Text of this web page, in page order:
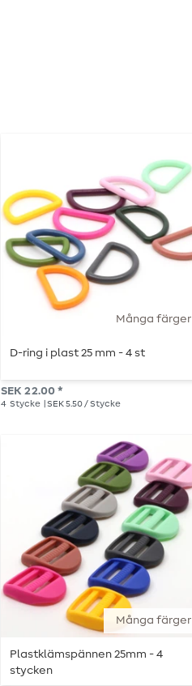
Många färger
D-ring i plast 25 mm - 4 st
SEK 22.00 *
4 Stycke | SEK 5.50 / Stycke
Många färger
Plastklämspännen 25mm - 4
stycken